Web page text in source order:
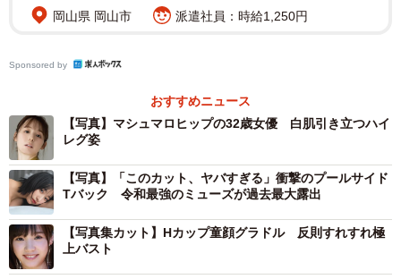
マに出演。趣味はスポーツ観戦 映画 音楽鑑賞 X(旧
岡山県 岡山市
派遣社員：時給1,250円
Sponsored by
おすすめニュース
【写真】マシュマロヒップの32歳女優 白肌引き立つハイ
レグ姿
【写真】「このカット、ヤバすぎる」衝撃のプールサイド
Tバック 令和最強のミューズが過去最大露出
【写真集カット】Hカップ童顔グラドル 反則すれすれ極
上バスト